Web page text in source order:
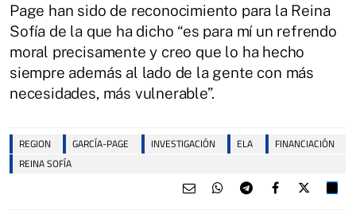
Page han sido de reconocimiento para la Reina
Sofía de la que ha dicho “es para mí un refrendo
moral precisamente y creo que lo ha hecho
siempre además al lado de la gente con más
necesidades, más vulnerable”.
REGION GARCÍA-PAGE INVESTIGACIÓN ELA
FINANCIACIÓN
REINA SOFÍA